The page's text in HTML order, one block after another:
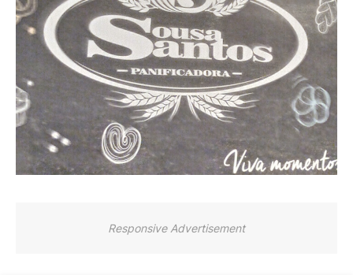
Responsive Advertisement